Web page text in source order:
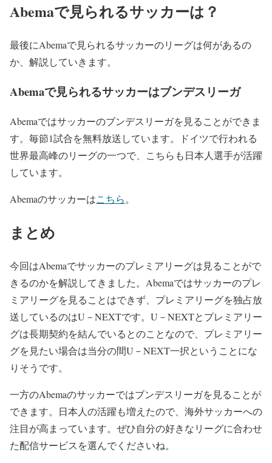
Abemaで見られるサッカーは？
最後にAbemaで見られるサッカーのリーグは何があるの
か、解説していきます。
Abemaで見られるサッカーはブンデスリーガ
Abemaではサッカーのブンデスリーガを見ることができま
す。毎節1試合を無料放送しています。ドイツで行われる
世界最高峰のリーグの一つで、こちらも日本人選手が活躍
しています。
Abemaのサッカーはこちら。
まとめ
今回はAbemaでサッカーのプレミアリーグは見ることがで
きるのかを解説してきました。Abemaではサッカーのプレ
ミアリーグを見ることはできず、プレミアリーグを独占放
送しているのはU－NEXTです。U－NEXTとプレミアリー
グは長期契約を結んでいるとのことなので、プレミアリー
グを見たい場合は当分の間U－NEXT一択ということにな
りそうです。
一方のAbemaのサッカーではブンデスリーガを見ることが
できます。日本人の活躍も増えたので、海外サッカーへの
注目が高まっています。ぜひ自分の好きなリーグに合わせ
た配信サービスを選んでくださいね。